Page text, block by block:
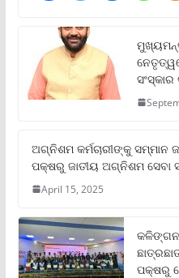
ଅଗ୍ନିଶମ କର୍ମଚାରୀଙ୍କୁ
ପକ୍ଷରୁ ଜାତୀୟ ଅଗ୍ନିଶମ ସେବା
April 15, 2025
ପକ୍ଷରୁ